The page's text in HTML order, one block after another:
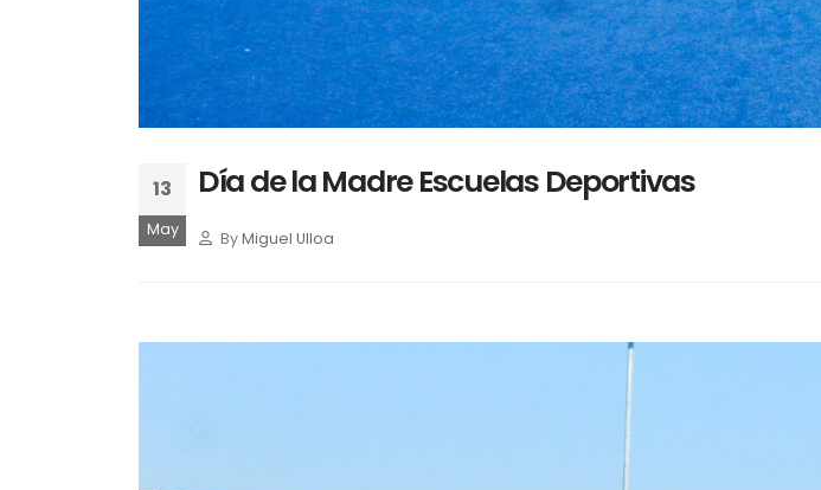
13
May
Día de la Madre Escuelas Deportivas
ByMiguel Ulloa